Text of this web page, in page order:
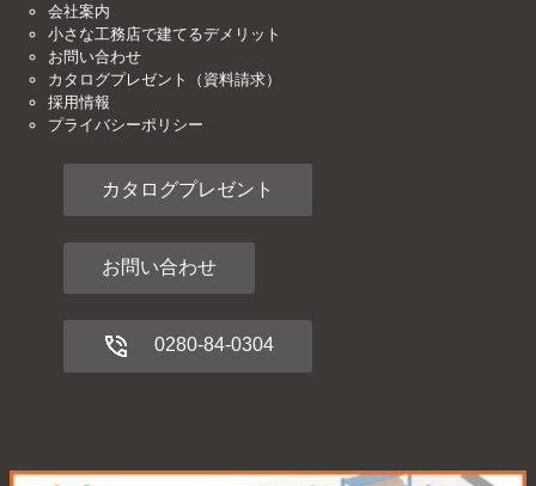
会社案内
小さな工務店で建てるデメリット
お問い合わせ
カタログプレゼント（資料請求）
採用情報
プライバシーポリシー
カタログプレゼント
お問い合わせ
0280-84-0304